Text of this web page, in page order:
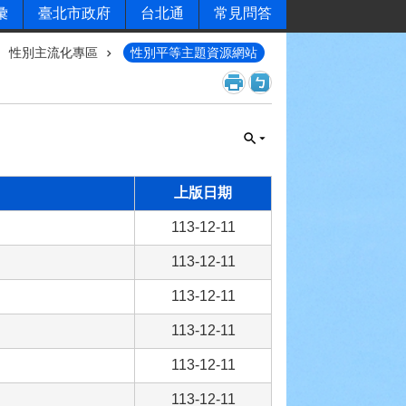
臺北市政府 台北通 常見問答
性別主流化專區 性別平等主題資源網站
上版日期
113-12-11
113-12-11
113-12-11
113-12-11
113-12-11
113-12-11